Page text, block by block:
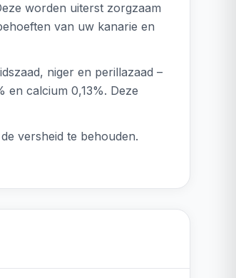
worden uiterst zorgzaam
van uw kanarie en
niger en perillazaad –
calcium 0,13%. Deze
versheid te behouden.